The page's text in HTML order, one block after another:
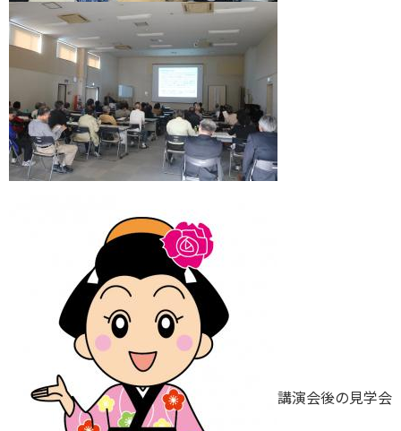
講演会後の見学会